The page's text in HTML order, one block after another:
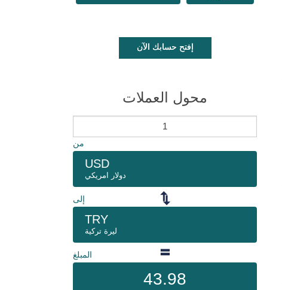
إفتح حسابك الآن
محول العملات
من
USD
دولار امريكي
إلى
TRY
ليرة تركية
المبلغ
43.98